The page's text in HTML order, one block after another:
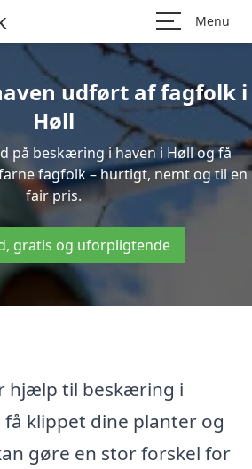
Menu
udført af fagfolk i
Høll
på beskæring i haven i Høll og få
fagfolk – hurtigt, nemt og til en
fair pris.
gratis og uforpligtende
hjælp til beskæring i
få klippet dine planter og
gøre en stor forskel for